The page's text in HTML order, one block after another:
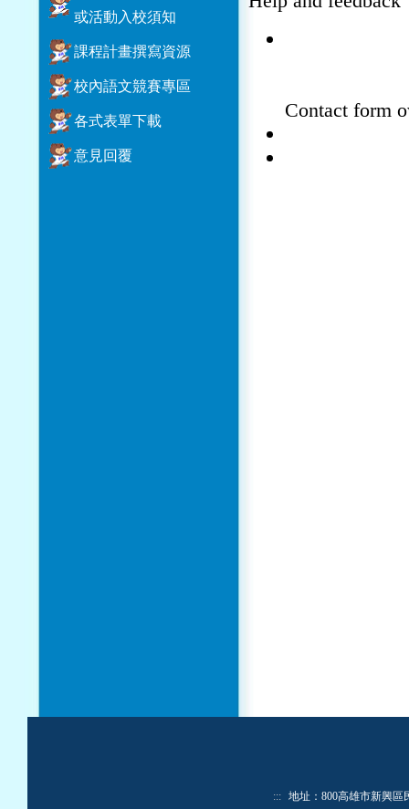
或活動入校須知
課程計畫撰寫資源
校內語文競賽專區
各式表單下載
意見回覆
::: 地址：800高雄市新興區